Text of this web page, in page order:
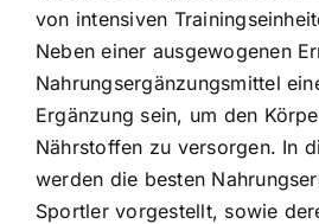
von intensiven
Neben einer ausgewogenen
Nahrungsergänzungsmittel
Ergänzung sein, um den
Nährstoffen zu versorgen. In
werden die besten
Sportler vorgestellt, sowie